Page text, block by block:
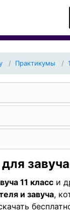
Практикумы
завуча
11 класс и
и завуча,